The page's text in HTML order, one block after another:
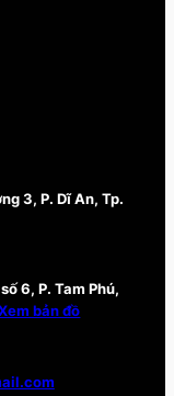
3, P. Dĩ An, Tp.
6, P. Tam Phú,
bản đồ